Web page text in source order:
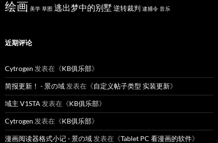
绘画 美学 草图 逃出梦中的别墅 逆转裁判 逮捕令 音乐
近期评论
Cytrogen 发表在《KB俱乐部》
简报更新！ - 景の域 发表在《自定义帖子类型 实装更新》
域主 V1STA 发表在《KB俱乐部》
Cytrogen 发表在《KB俱乐部》
漫画阅读器格式小记 - 景の域 发表在《Tablet PC 看漫画的软件》